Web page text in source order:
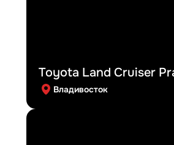
Toyota Land Cruiser
Владивосток